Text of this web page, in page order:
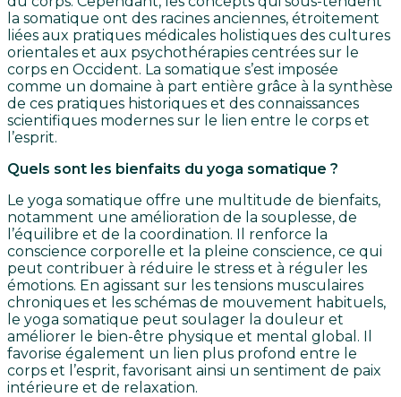
la somatique ont des racines anciennes, étroitement
liées aux pratiques médicales holistiques des cultures
orientales et aux psychothérapies centrées sur le
corps en Occident. La somatique s’est imposée
comme un domaine à part entière grâce à la synthèse
de ces pratiques historiques et des connaissances
scientifiques modernes sur le lien entre le corps et
l’esprit.
Quels sont les bienfaits du yoga somatique ?
Le yoga somatique offre une multitude de bienfaits,
notamment une amélioration de la souplesse, de
l’équilibre et de la coordination. Il renforce la
conscience corporelle et la pleine conscience, ce qui
peut contribuer à réduire le stress et à réguler les
émotions. En agissant sur les tensions musculaires
chroniques et les schémas de mouvement habituels,
le yoga somatique peut soulager la douleur et
améliorer le bien-être physique et mental global. Il
favorise également un lien plus profond entre le
corps et l’esprit, favorisant ainsi un sentiment de paix
intérieure et de relaxation.